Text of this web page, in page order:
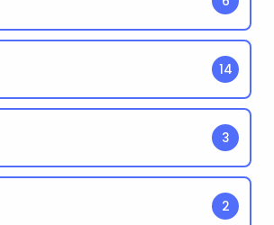
14
3
2